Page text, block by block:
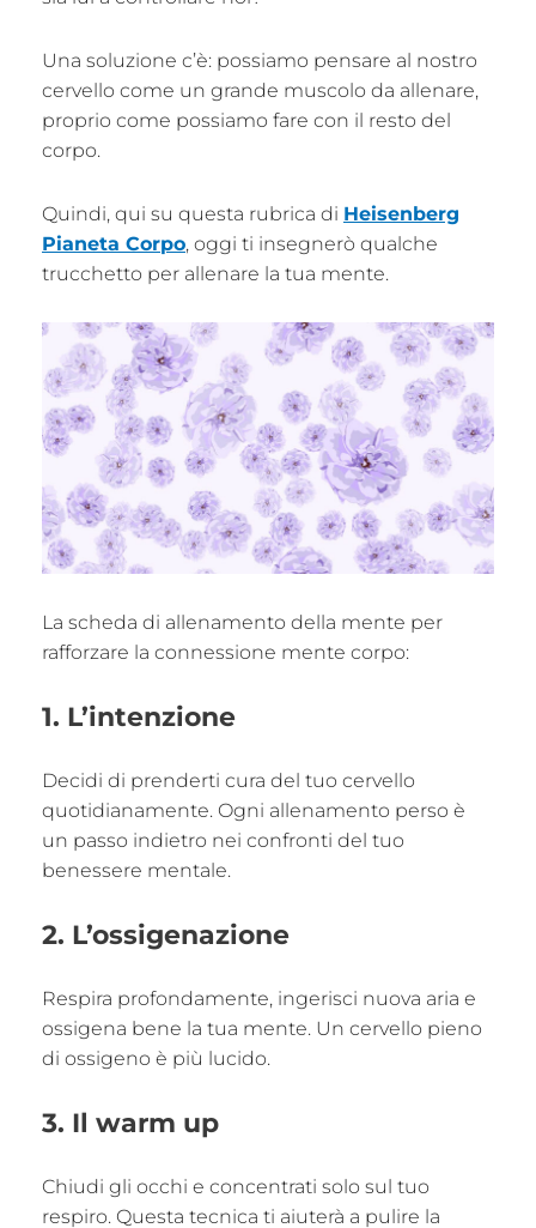
Una soluzione c’è: possiamo pensare al nostro
cervello come un grande muscolo da allenare,
proprio come possiamo fare con il resto del
corpo.
Quindi, qui su questa rubrica di Heisenberg
Pianeta Corpo, oggi ti insegnerò qualche
trucchetto per allenare la tua mente.
La scheda di allenamento della mente per
rafforzare la connessione mente corpo:
1. L’intenzione
Decidi di prenderti cura del tuo cervello
quotidianamente. Ogni allenamento perso è
un passo indietro nei confronti del tuo
benessere mentale.
2. L’ossigenazione
Respira profondamente, ingerisci nuova aria e
ossigena bene la tua mente. Un cervello pieno
di ossigeno è più lucido.
3. Il warm up
Chiudi gli occhi e concentrati solo sul tuo
respiro. Questa tecnica ti aiuterà a pulire la